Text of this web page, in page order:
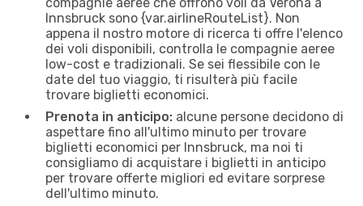
Innsbruck sono {​var.airlineRouteList}. Non
appena il nostro motore di ricerca ti offre l'elenco
dei voli disponibili, controlla le compagnie aeree
low-cost e tradizionali. Se sei flessibile con le
date del tuo viaggio, ti risulterà più facile
trovare biglietti economici.
Prenota in anticipo: alcune persone decidono di
aspettare fino all'ultimo minuto per trovare
biglietti economici per Innsbruck, ma noi ti
consigliamo di acquistare i biglietti in anticipo
per trovare offerte migliori ed evitare sorprese
dell'ultimo minuto.